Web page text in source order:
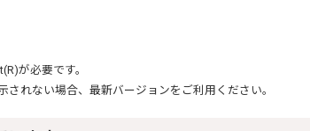
が必要です。
されない場合、最新バージョンをご利用ください。